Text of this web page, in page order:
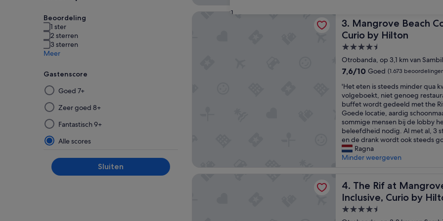
31
Beoordeling
1 ster
2 sterren
3 sterren
Meer
Gastenscore
Door
een
filter
uit
deze
groep
te
selecteren
en
Goed 7+
Zeer goed 8+
Fantastisch 9+
Alle scores
Sluiten
3. Mangrove Beach
Curio by Hilton
Mangrove Beach
4.5-
sterrenaccommodatie
Otrobanda, op 3,1 km van
7.6
10,
Goed,
(1.673
beoordelingen)
7,6/10 Goed (1.673
'
H
e
t
e
t
e
n
i
t
e
e
d
s
'Het eten is steeds minder qua
volgeboekt, niet genoeg
buffet wordt gedeeld met the
Goede locatie, aardig
sommige mensen bij de lobby
beleefdheid nodig. Al met al, 3
en de drank wordt ook steeds
Ragna
Minder weergeven
Mangrove Beach Corendon Curacao All-Inclusive Resort, Curio by
4. The Rif at
Inclusive, Curio by
The Rif at Mangrove Beach
4.5-